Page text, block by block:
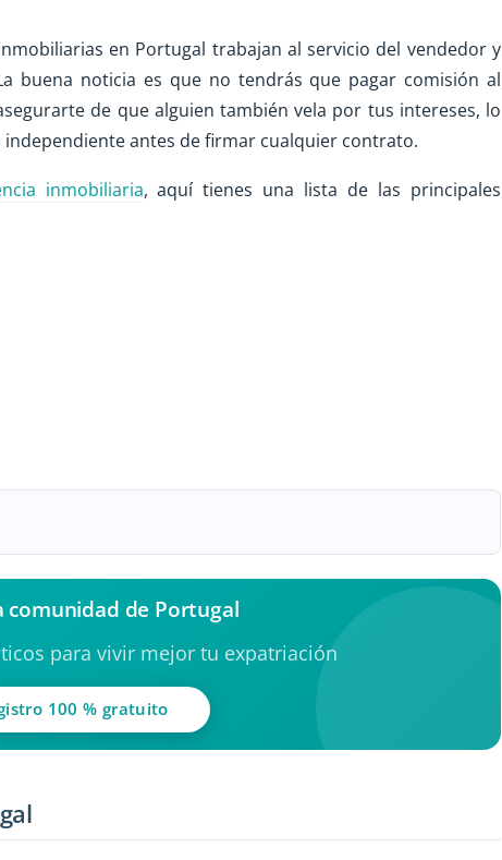
en Portugal trabajan al servicio del vendedor y
buena noticia es que no tendrás que pagar comisión al
de que alguien también vela por tus intereses, lo
antes de firmar cualquier contrato.
inmobiliaria, aquí tienes una lista de las principales
comunidad de Portugal
para vivir mejor tu expatriación
100 % gratuito